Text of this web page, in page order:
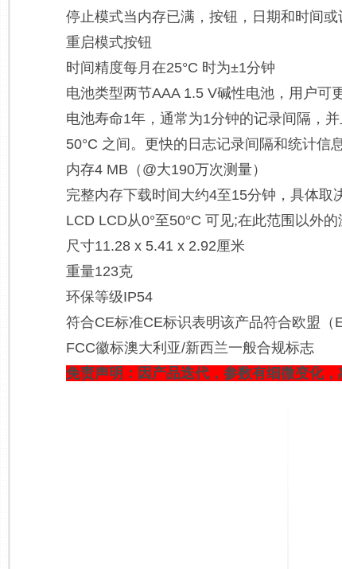
停止模式当内存已满，按钮，日期和时间
重启模式按钮
时间精度每月在25°C 时为±1分钟
电池类型两节AAA 1.5 V碱性电池，用户可
电池寿命1年，通常为1分钟的记录间隔，
50°C 之间。更快的日志记录间隔和统计信
内存4 MB（@大190万次测量）
完整内存下载时间大约4至15分钟，具体
LCD LCD从0°至50°C 可见;在此范围以外
尺寸11.28 x 5.41 x 2.92厘米
重量123克
环保等级IP54
符合CE标准CE标识表明该产品符合欧盟（
FCC徽标澳大利亚/新西兰一般合规标志
免责声明：因产品迭代，参数有细微变化，